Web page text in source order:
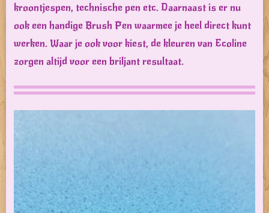
kroontjespen, technische pen etc. Daarnaast is er nu
ook een handige Brush Pen waarmee je heel direct kunt
werken. Waar je ook voor kiest, de kleuren van Ecoline
zorgen altijd voor een briljant resultaat.